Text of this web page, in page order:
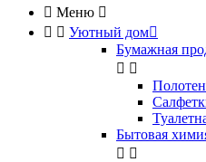
 Меню 
  Уютный дом
Бумажная
 
Бытовая
 